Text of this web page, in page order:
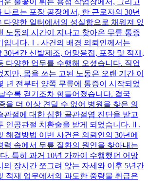
나르는 포장 공장에서, 한 근로자의 30년
다양한 일터에서의 성실함으로 채워져 있
노동의 시간이 지나고 찾아온 무릎 통증
입니다.Ⅰ. 사건의 배경 의뢰인께서는
30년간 신발제조, 어망용접, 포장 및 적재,
다양한 업무를 수행해 오셨습니다. 직업
지만, 몸을 쓰는 고된 노동은 오랜 기간 이
년 전부터 양쪽 무릎에 통증이 시작되었
수록 걷기조차 힘들어졌습니다. 결국
을 더 이상 견딜 수 없어 병원을 찾은 의
관절에 대한 심한 골관절염 진단을 받고
인공관절 치환술을 받게 되었습니다.Ⅱ.
해결방법 이번 사건은 의뢰인의 30년에
력 속에서 무릎 질환의 원인을 찾아내는
. 특히 과거 10년 가까이 수행했던 어망
의 장시간 쪼그려 앉는 자세와 이후 5년간
적재 업무에서의 과도한 중량물 취급은